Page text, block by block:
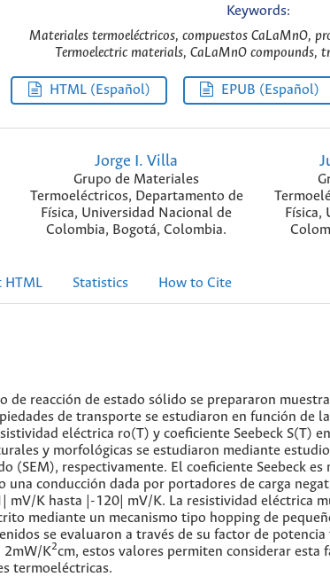
Keywords:
Materiales termoeléctricos, compuestos CaLaMnO,
Termoelectric materials, CaLaMnO compounds,
HTML (Español) EPUB (Español)
Jorge I. Villa
Grupo de Materiales
Termoeléctricos, Departamento de
Física, Universidad Nacional de
Colombia, Bogotá, Colombia.
Física,
HTML Statistics How to Cite
de reacción de estado sólido se prepararon
de transporte se estudiaron en función de
eléctrica ro(T) y coeficiente Seebeck S(T)
y morfológicas se estudiaron mediante
(SEM), respectivamente. El coeficiente Seebeck
una conducción dada por portadores de carga
mV/K hasta |-120| mV/K. La resistividad eléctrica
mediante un mecanismo tipo hopping de
se evaluaron a través de su factor de
2mW/K2cm, estos valores permiten considerar esta
termoeléctricas.